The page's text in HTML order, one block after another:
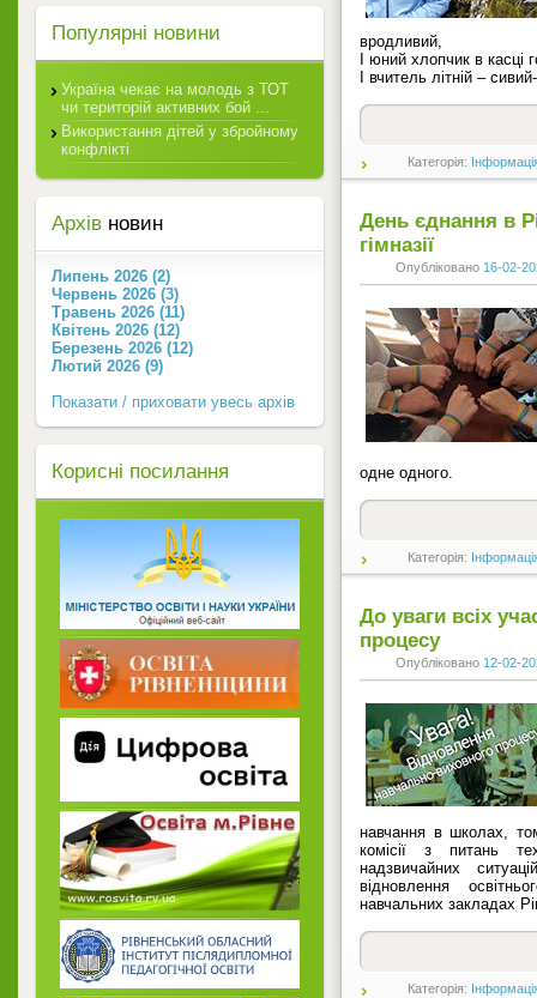
вродливий,
І юний хлопчик в касці
І вчитель літній –
Категорія:
День єднання в
гімназії
Опубліковано 16-02-
одне одного.
Категорія:
До уваги всіх
процесу
Опубліковано 12-02-
навчання в школах,
комісії з питань
надзвичайних
відновлення
навчальних закладах
Категорія:
Популярні новини
Україна чекає на молодь з ТОТ
чи територій активних бой ...
Використання дітей у збройному
конфлікті
Архів новин
Липень 2026 (2)
Червень 2026 (3)
Травень 2026 (11)
Квітень 2026 (12)
Березень 2026 (12)
Лютий 2026 (9)
Показати / приховати увесь архів
Корисні посилання